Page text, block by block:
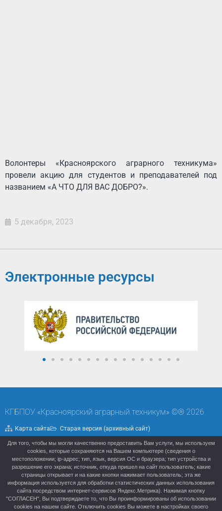
Волонтеры «Красноярского аграрного техникума»
провели акцию для студентов и преподавателей под
названием «А ЧТО ДЛЯ ВАС ДОБРО?».
5 декабря, 2023
Электронные ресурсы
КГБПОУ «Красноярский аграрный техникум» ©® 2026
Карта сайта Старая версия (архивный сайт)
Политика конфиденциальности
Для того, чтобы мы могли качественно предоставить Вам услуги, мы используем
cookies, которые сохраняются на Вашем компьютере (сведения о
местоположении; ip-адрес; тип, язык, версия ОС и браузера; тип устройства и
разрешение его экрана; источник, откуда пришел на сайт пользователь; какие
страницы открывает и на какие кнопки нажимает пользователь; эта же
информация используется для обработки статистических данных использования
сайта посредством интернет-сервисов Яндекс.Метрика). Нажимая кнопку
"СОГЛАСЕН", Вы подтверждаете то, что Вы проинформированы об использовании
cookies на нашем сайте. Отключить cookies Вы можете в настройках своего